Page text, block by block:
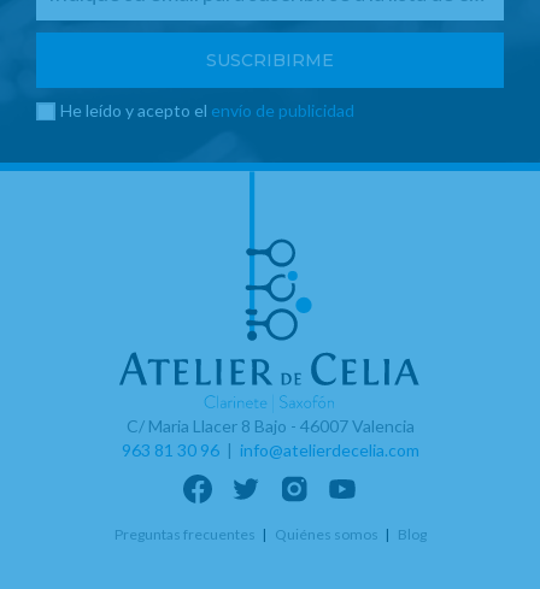
He leído y acepto el envío de publicidad
C/ Maria Llacer 8 Bajo - 46007 Valencia
963 81 30 96| info@atelierdecelia.com
Preguntas frecuentes Quiénes somos Blog